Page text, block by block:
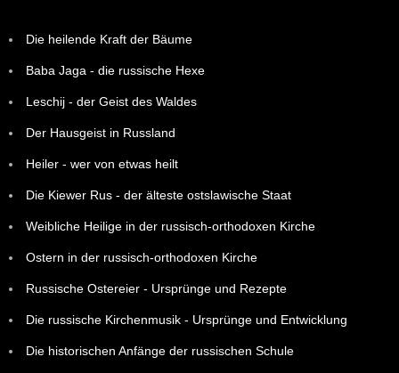
Die heilende Kraft der Bäume
Baba Jaga - die russische Hexe
Leschij - der Geist des Waldes
Der Hausgeist in Russland
Heiler - wer von etwas heilt
Die Kiewer Rus - der älteste ostslawische Staat
Weibliche Heilige in der russisch-orthodoxen Kirche
Ostern in der russisch-orthodoxen Kirche
Russische Ostereier - Ursprünge und Rezepte
Die russische Kirchenmusik - Ursprünge und Entwicklung
Die historischen Anfänge der russischen Schule